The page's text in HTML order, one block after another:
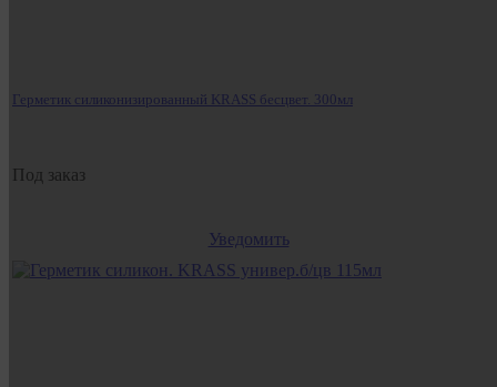
Герметик силиконизированный KRASS бесцвет. 300мл
Под заказ
Уведомить